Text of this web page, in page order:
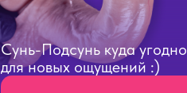
Сунь-Подсунь куда угодно
для новых ощущений :)